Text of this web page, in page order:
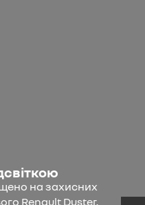
на захисних
Renault Duster,